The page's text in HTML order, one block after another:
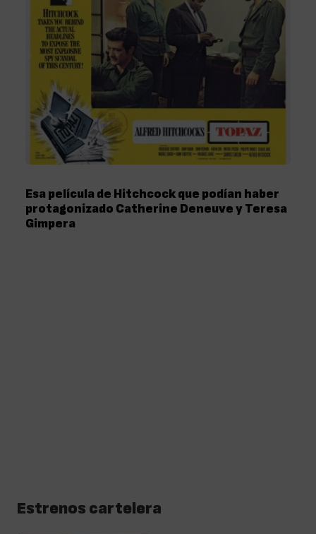
Esa película de Hitchcock que podían haber
protagonizado Catherine Deneuve y Teresa
Gimpera
Estrenos cartelera